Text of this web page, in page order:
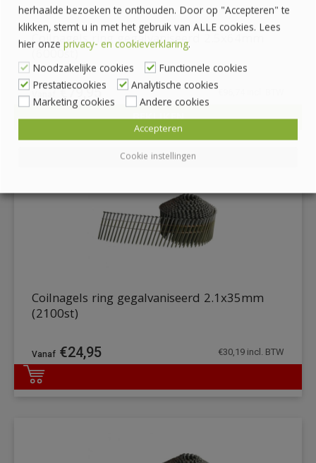
Coilnagels ring gegalvaniseerd 2.5x64mm
(6000st)
€79,95
BEKIJKEN
DETAILS
Coilnagels ring gegalvaniseerd 2.1x35mm
(2100st)
€24,95 €30,19 incl. BTW
herhaalde bezoeken te onthouden. Door op "Accepteren" te
klikken, stemt u in met het gebruik van ALLE cookies. Lees
hier onze privacy- en cookieverklaring.
Noodzakelijke cookies
Functionele cookies
Prestatiecookies
Analytische cookies
Marketing cookies
Andere cookies
Cookie instellingen
Accepteren